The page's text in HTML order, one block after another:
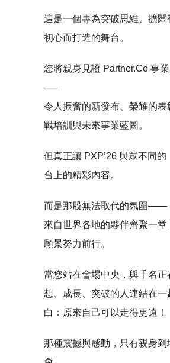
這是一個專為突破思維、擴闊
初心而打造的舞台。
您將親身見證 Partner.Co 事
──
令人振奮的新發布、榮耀的表
戰培訓與未來事業藍圖。
但真正讓 PXP’26 與眾不同的
台上的精彩內容。
而是那股無法取代的氛圍——
來自世界各地的夥伴齊聚一堂
願景努力前行。
當您站在會場中央，與千名正
想、成長、突破的人連結在一
白：原來自己可以走得更遠！
那種震撼與感動，只有親身到